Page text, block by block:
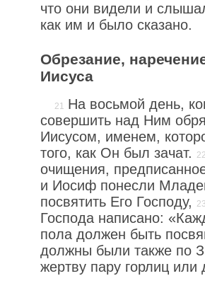
что они видели и
как им и было сказано.
Обрезание,
Иисуса
На восьмой день,
совершить над Ним
Иисусом, именем,
того, как Он был зачат.
очищения,
и Иосиф понесли
посвятить Его Господу,
Господа написано:
пола должен быть
должны были также по
жертву пару горлиц